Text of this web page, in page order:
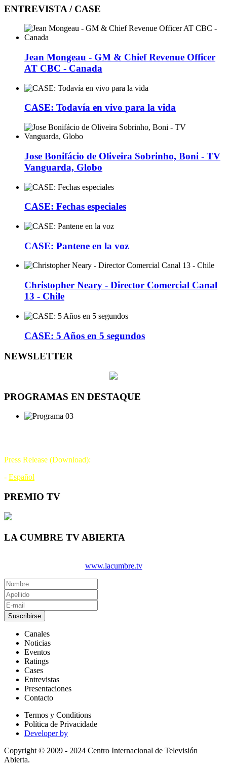
ENTREVISTA / CASE
Jean Mongeau - GM & Chief Revenue Officer
AT CBC - Canada
CASE: Todavía en vivo para la vida
Jose Bonifácio de Oliveira Sobrinho, Boni - TV
Vanguarda, Globo
CASE: Fechas especiales
CASE: Pantene en la voz
Christopher Neary - Director Comercial Canal
13 - Chile
CASE: 5 Años en 5 segundos
NEWSLETTER
PROGRAMAS EN DESTAQUE
Press Release (Download):
- Español
PREMIO TV
LA CUMBRE TV ABIERTA
www.lacumbre.tv
Suscribirse
Canales
Noticias
Eventos
Ratings
Cases
Entrevistas
Presentaciones
Contacto
Termos y Conditions
Política de Privacidade
Developer by
Copyright © 2009 - 2024 Centro Internacional de Televisión
Abierta.